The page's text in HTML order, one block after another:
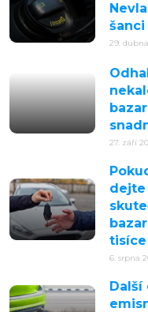
29.
27. září
dejte
tisíce
6. srpna
Další